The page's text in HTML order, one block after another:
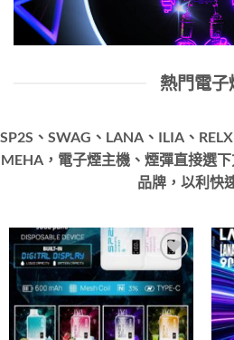
熱門電子
SP2S、SWAG、LANA、ILIA、
MEHA，電子煙主機、煙彈直接選
品牌，以利快
Add to
wishlist